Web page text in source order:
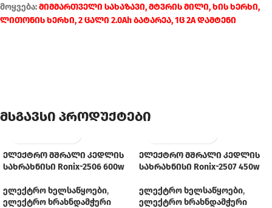
მოყვება:მიმმართველი სახაზავი, მტვრის მილი, ხის ხერხი,
ლითონის ხერხი, 2 ცალი 2.0Ah ბატარეა, 1ც 2A დამტენი
მსგავსი პროდუქტები
ელექტრო მშრალი კედლის
სახრახნისი Ronix-2506 600w
ელექტრო ხელსაწყოები,
ელექტრო ხრახნდამჭერი
ელექტრო მშრალი კედლის
სახრახნისი Ronix-2507 450w
ელექტრო ხელსაწყოები,
ელექტრო ხრახნდამჭერი